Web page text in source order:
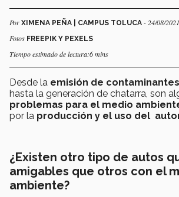
Por XIMENA PEÑA | CAMPUS TOLUCA - 24/08/2021
Fotos FREEPIK Y PEXELS
Tiempo estimado de lectura:6 mins
Desde la emisión de
hasta la generación de chatarra, son
problemas para el medio
por la producción y el uso del
¿Existen otro tipo de autos
amigables que otros con el
ambiente?